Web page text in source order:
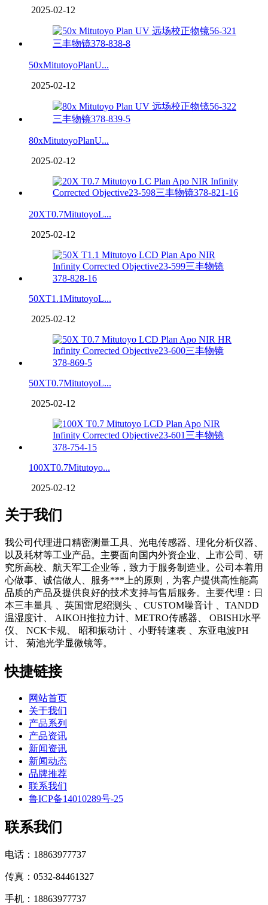
2025-02-12
50xMitutoyoPlanU...
2025-02-12
80xMitutoyoPlanU...
2025-02-12
20XT0.7MitutoyoL...
2025-02-12
50XT1.1MitutoyoL...
2025-02-12
50XT0.7MitutoyoL...
2025-02-12
100XT0.7Mitutoyo...
2025-02-12
关于我们
我公司代理进口精密测量工具、光电传感器、理化分析仪器、
以及耗材等工业产品。主要面向国内外资企业、上市公司、研
究所高校、航天军工企业等，致力于服务制造业。公司本着用
心做事、诚信做人、服务***上的原则，为客户提供高性能高
品质的产品及提供良好的技术支持与售后服务。主要代理：日
本三丰量具 、英国雷尼绍测头 、CUSTOM噪音计 、TANDD
温湿度计、 AIKOH推拉力计、METRO传感器、 OBISHI水平
仪、 NCK卡规、 昭和振动计 、小野转速表 、东亚电波PH
计、 菊池光学显微镜等。
快捷链接
网站首页
关于我们
产品系列
产品资讯
新闻资讯
新闻动态
品牌推荐
联系我们
鲁ICP备14010289号-25
联系我们
电话：18863977737
传真：0532-84461327
手机：18863977737